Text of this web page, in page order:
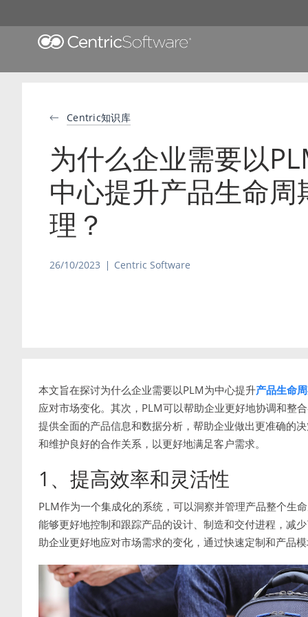
Centric知识库
为什么企业需要以
中心提升产品生命周
理？
26/10/2023 Centric Software
本文旨在探讨为什么企业需要以PLM为中心提升产品生命
应对市场变化。其次，PLM可以帮助企业更好地协调和整
提供全面的产品信息和数据分析，帮助企业做出更准确的
和维护良好的合作关系，以更好地满足客户需求。
1、提高效率和灵活性
PLM作为一个集成化的系统，可以洞察并管理产品整个生
能够更好地控制和跟踪产品的设计、制造和交付进程，减
助企业更好地应对市场需求的变化，通过快速定制和产品